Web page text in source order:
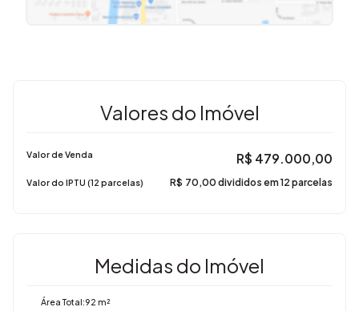
Valores do Imóvel
R$ 479.000,00
Valor de Venda
Valor do IPTU (12 parcelas) R$ 70,00 divididos em 12 parcelas
Medidas do Imóvel
Área Total:92 m²